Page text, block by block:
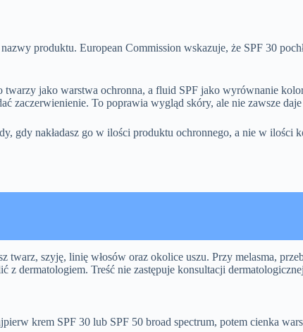
produktu. European Commission wskazuje, że SPF 30
twarzy jako warstwa ochronna, a fluid SPF jako wyrównanie
zaczerwienienie. To poprawia wygląd skóry, ale nie zawsze
gdy nakładasz go w ilości produktu ochronnego, a nie w ilości
twarz, szyję, linię włosów oraz okolice uszu. Przy melasma,
dermatologiem. Treść nie zastępuje konsultacji
krem SPF 30 lub SPF 50 broad spectrum, potem cienka